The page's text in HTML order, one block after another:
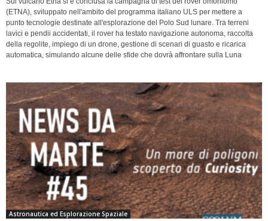
(ETNA), sviluppato nell'ambito del programma italiano ULS per mettere a
punto tecnologie destinate all'esplorazione del Polo Sud lunare. Tra terreni
lavici e pendii accidentati, il rover ha testato navigazione autonoma, raccolta
della regolite, impiego di un drone, gestione di scenari di guasto e ricarica
automatica, simulando alcune delle sfide che dovrà affrontare sulla Luna
Astronautica ed Esplorazione Spaziale